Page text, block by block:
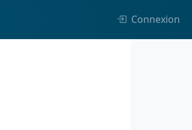
Connexion